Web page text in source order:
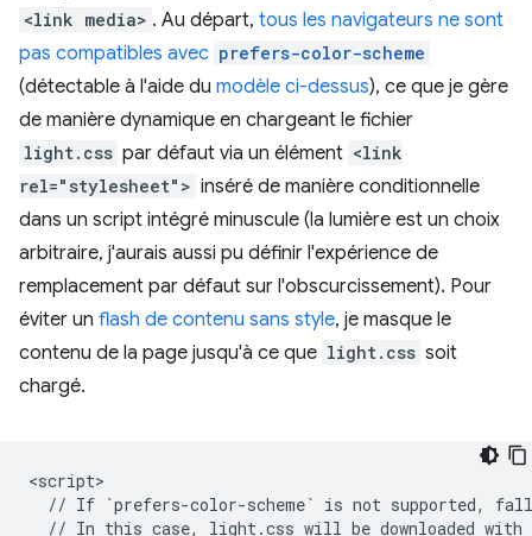
<link media> . Au départ, tous les navigateurs ne sont
pas compatibles avec prefers-color-scheme
(détectable à l'aide du modèle ci-dessus), ce que je gère
de manière dynamique en chargeant le fichier
light.css par défaut via un élément <link
rel="stylesheet"> inséré de manière conditionnelle
dans un script intégré minuscule (la lumière est un choix
arbitraire, j'aurais aussi pu définir l'expérience de
remplacement par défaut sur l'obscurcissement). Pour
éviter un flash de contenu sans style, je masque le
contenu de la page jusqu'à ce que light.css soit
chargé.
<script>
// If `prefers-color-scheme` is not supported,
// In this case, light.css will be downloaded with